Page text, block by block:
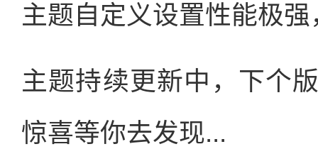
主题自定义设置性能极
主题持续更新中，下个
惊喜等你去发现...